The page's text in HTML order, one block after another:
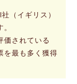
（イギリス）
価されている
を最も多く獲得